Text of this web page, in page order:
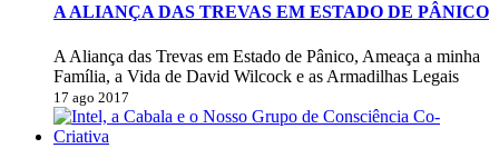
A ALIANÇA DAS TREVAS EM ESTADO DE PÂNICO
A Aliança das Trevas em Estado de Pânico, Ameaça a minha
Família, a Vida de David Wilcock e as Armadilhas Legais
17 ago 2017